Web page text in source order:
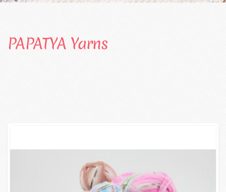
PAPATYA Yarns